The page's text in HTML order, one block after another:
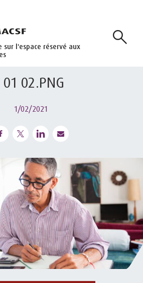
sur l'espace réservé aux
02.PNG
1/02/2021